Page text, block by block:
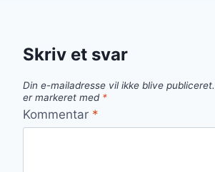
Skriv et svar
Din e-mailadresse vil ikke blive publiceret.
er markeret med *
Kommentar *